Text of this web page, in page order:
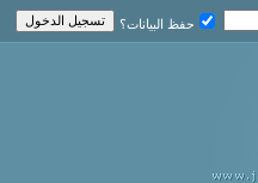
حفظ البيانات؟